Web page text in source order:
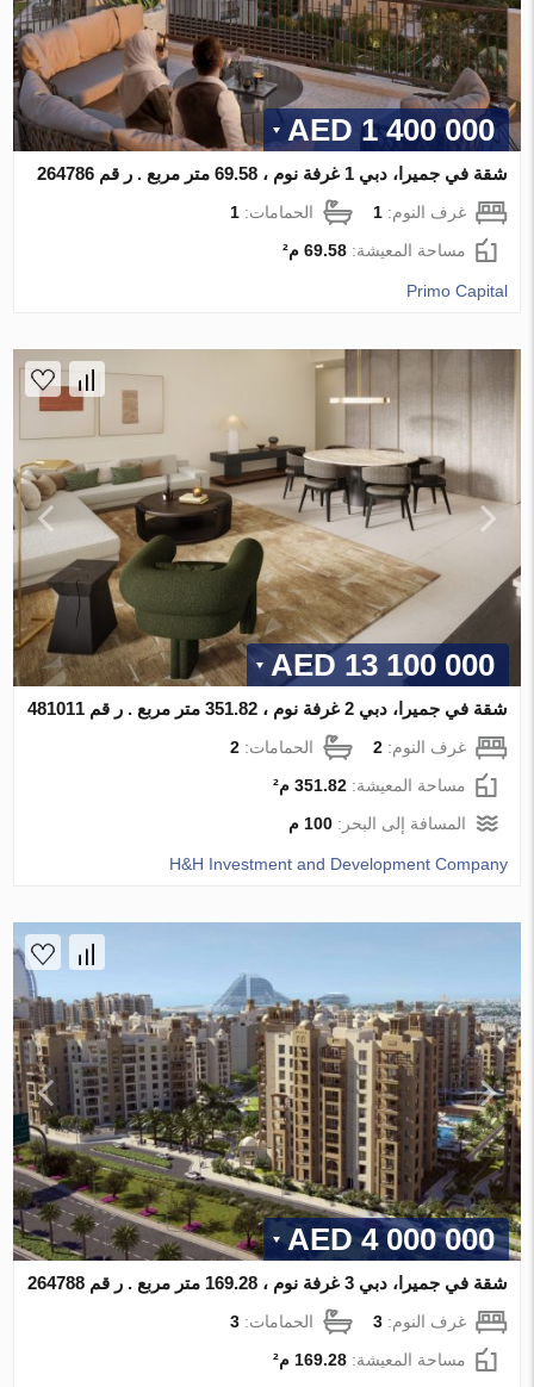
1 400 000 AED
شقة في جميرا، دبي 1 غرفة نوم ، 69.58 متر مربع . ر قم 264786
غرف النوم:1 الحمامات:1
مساحة المعيشة:69.58 م²
Primo Capital
13 100 000 AED
شقة في جميرا، دبي 2 غرفة نوم ، 351.82 متر مربع . ر قم 481011
غرف النوم:2 الحمامات:2
مساحة المعيشة:351.82 م²
المسافة إلى البحر:100 م
H&H Investment and Development Company
4 000 000 AED
شقة في جميرا، دبي 3 غرفة نوم ، 169.28 متر مربع . ر قم 264788
غرف النوم:3 الحمامات:3
مساحة المعيشة:169.28 م²